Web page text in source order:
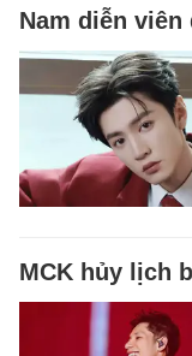
Nam diễn
MCK hủy lịch